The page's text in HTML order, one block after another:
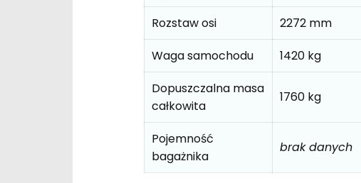
Rozstaw osi
2272 mm
Waga samochodu
1420 kg
Dopuszczalna masa
całkowita
1760 kg
Pojemność
bagażnika
brak danych